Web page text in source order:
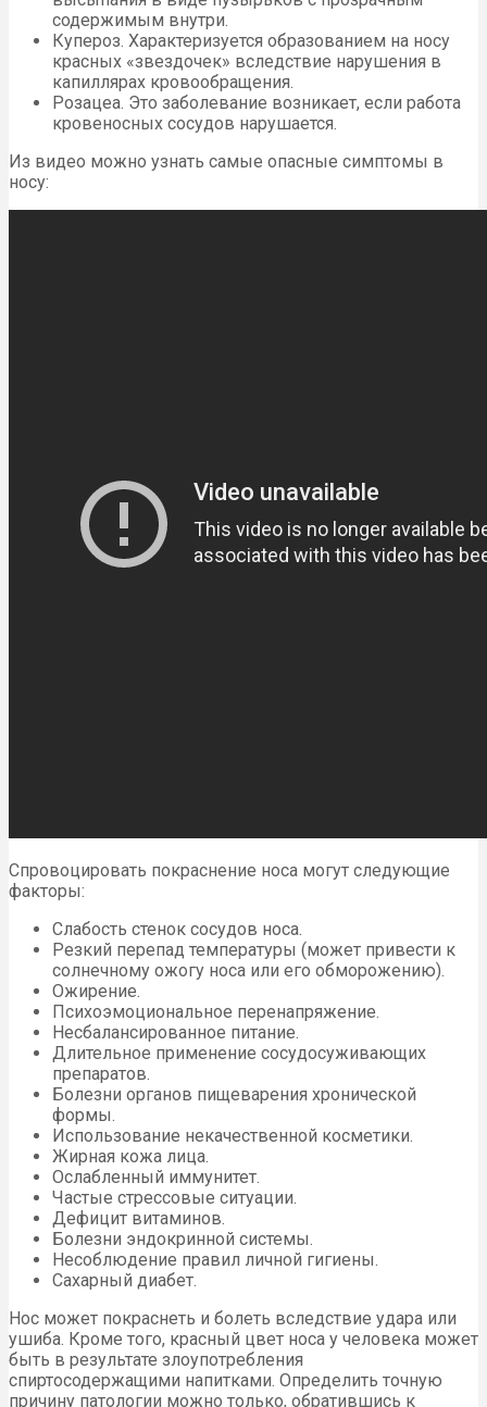
содержимым внутри.
Купероз. Характеризуется образованием на носу
красных «звездочек» вследствие нарушения в
капиллярах кровообращения.
Розацеа. Это заболевание возникает, если работа
кровеносных сосудов нарушается.
Из видео можно узнать самые опасные симптомы в
носу:
Спровоцировать покраснение носа могут следующие
факторы:
Слабость стенок сосудов носа.
Резкий перепад температуры (может привести к
солнечному ожогу носа или его обморожению).
Ожирение.
Психоэмоциональное перенапряжение.
Несбалансированное питание.
Длительное применение сосудосуживающих
препаратов.
Болезни органов пищеварения хронической
формы.
Использование некачественной косметики.
Жирная кожа лица.
Ослабленный иммунитет.
Частые стрессовые ситуации.
Дефицит витаминов.
Болезни эндокринной системы.
Несоблюдение правил личной гигиены.
Сахарный диабет.
Нос может покраснеть и болеть вследствие удара или
ушиба. Кроме того, красный цвет носа у человека может
быть в результате злоупотребления
спиртосодержащими напитками. Определить точную
причину патологии можно только, обратившись к